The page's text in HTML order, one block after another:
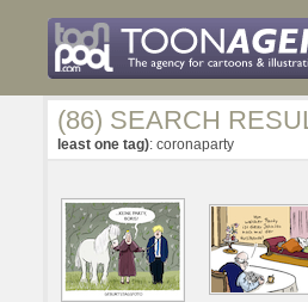
(86) SEARCH
least one tag): coronaparty